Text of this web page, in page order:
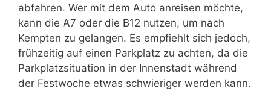
abfahren. Wer mit dem Auto anreisen möchte,
kann die A7 oder die B12 nutzen, um nach
Kempten zu gelangen. Es empfiehlt sich jedoch,
frühzeitig auf einen Parkplatz zu achten, da die
Parkplatzsituation in der Innenstadt während
der Festwoche etwas schwieriger werden kann.